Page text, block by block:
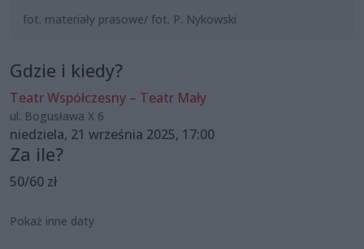
fot. materiały prasowe/ fot. P. Nykowski
Gdzie i kiedy?
Teatr Współczesny – Teatr Mały
ul. Bogusława X 6
niedziela, 21 września 2025, 17:00
Za ile?
50/60 zł
Pokaż inne daty